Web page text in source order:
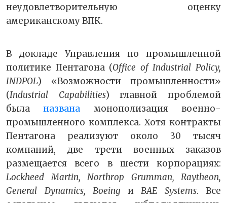
неудовлетворительную оценку
американскому ВПК.
В докладе Управления по промышленной
политике Пентагона (Office of Industrial Policy,
INDPOL) «Возможности промышленности»
(Industrial Capabilities) главной проблемой
быланазвана монополизация военно-
промышленного комплекса. Хотя контракты
Пентагона реализуют около 30 тысяч
компаний, две трети военных заказов
размещается всего в шести корпорациях:
Lockheed Martin, Northrop Grumman, Raytheon,
General Dynamics, Boeing и BAE Systems. Все